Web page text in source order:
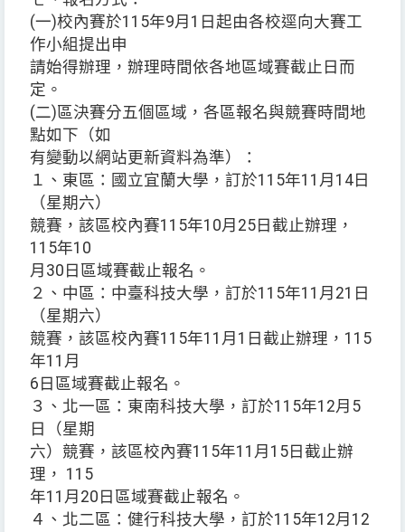
(一)校內賽於115年9月1日起由各校逕向大賽工
作小組提出申
請始得辦理，辦理時間依各地區域賽截止日而
定。
(二)區決賽分五個區域，各區報名與競賽時間地
點如下（如
有變動以網站更新資料為準）：
１、東區：國立宜蘭大學，訂於115年11月14日
（星期六）
競賽，該區校內賽115年10月25日截止辦理，
115年10
月30日區域賽截止報名。
２、中區：中臺科技大學，訂於115年11月21日
（星期六）
競賽，該區校內賽115年11月1日截止辦理，115
年11月
6日區域賽截止報名。
３、北一區：東南科技大學，訂於115年12月5
日（星期
六）競賽，該區校內賽115年11月15日截止辦
理， 115
年11月20日區域賽截止報名。
４、北二區：健行科技大學，訂於115年12月12